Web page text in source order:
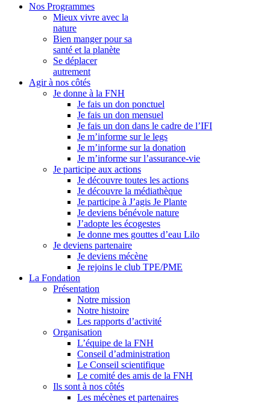
Nos Programmes
Mieux vivre avec la
nature
Bien manger pour sa
santé et la planète
Se déplacer
autrement
Agir à nos côtés
Je donne à la FNH
Je fais un don ponctuel
Je fais un don mensuel
Je fais un don dans le cadre de l’IFI
Je m’informe sur le legs
Je m’informe sur la donation
Je m’informe sur l’assurance-vie
Je participe aux actions
Je découvre toutes les actions
Je découvre la médiathèque
Je participe à J’agis Je Plante
Je deviens bénévole nature
J’adopte les écogestes
Je donne mes gouttes d’eau Lilo
Je deviens partenaire
Je deviens mécène
Je rejoins le club TPE/PME
La Fondation
Présentation
Notre mission
Notre histoire
Les rapports d’activité
Organisation
L’équipe de la FNH
Conseil d’administration
Le Conseil scientifique
Le comité des amis de la FNH
Ils sont à nos côtés
Les mécènes et partenaires